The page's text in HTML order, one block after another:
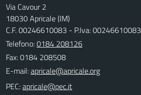
Via Cavour 2
18030 Apricale (IM)
C.F. 00246610083 - P.Iva: 00246610083
Telefono:0184 208126
Fax: 0184 208508
E-mail:
PEC: